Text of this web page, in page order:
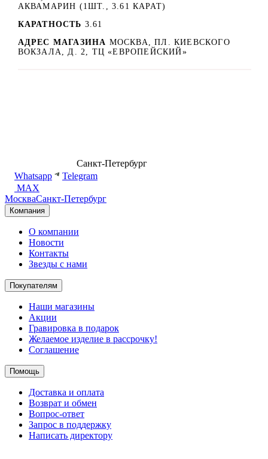
АКВАМАРИН (1ШТ., 3.61 КАРАТ)
КАРАТНОСТЬ 3.61
АДРЕС МАГАЗИНА МОСКВА, ПЛ. КИЕВСКОГО
ВОКЗАЛА, Д. 2, ТЦ «ЕВРОПЕЙСКИЙ»
Санкт-Петербург
Whatsapp
Telegram
MAX
МоскваСанкт-Петербург
Компания
О компании
Новости
Контакты
Звезды с нами
Покупателям
Наши магазины
Акции
Гравировка в подарок
Желаемое изделие в рассрочку!
Соглашение
Помощь
Доставка и оплата
Возврат и обмен
Вопрос-ответ
Запрос в поддержку
Написать директору